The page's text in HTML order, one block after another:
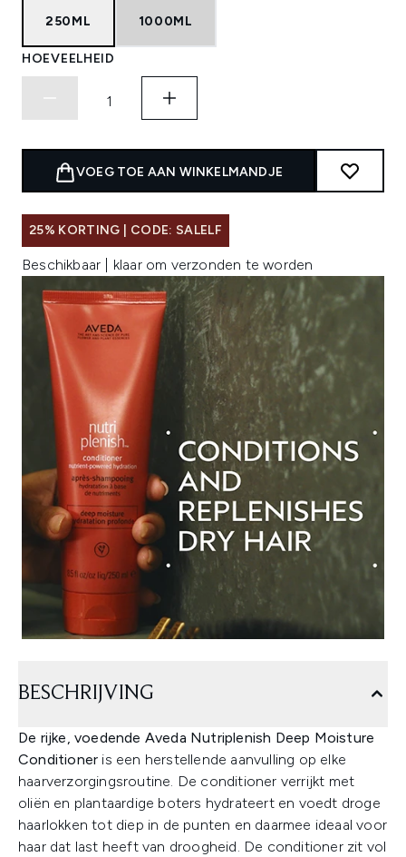
250ML 1000ML
HOEVEELHEID
VOEG TOE AAN WINKELMANDJE
25% KORTING | CODE: SALELF
Beschikbaar | klaar om verzonden te worden
BESCHRIJVING
De rijke, voedende Aveda Nutriplenish Deep Moisture
Conditioner is een herstellende aanvulling op elke
haarverzorgingsroutine. De conditioner verrijkt met
oliën en plantaardige boters hydrateert en voedt droge
haarlokken tot diep in de punten en daarmee ideaal voor
haar dat last heeft van droogheid. De conditioner zit vol